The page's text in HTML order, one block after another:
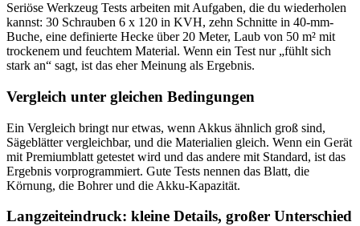
Seriöse Werkzeug Tests arbeiten mit Aufgaben, die du wiederholen
kannst: 30 Schrauben 6 x 120 in KVH, zehn Schnitte in 40-mm-
Buche, eine definierte Hecke über 20 Meter, Laub von 50 m² mit
trockenem und feuchtem Material. Wenn ein Test nur „fühlt sich
stark an“ sagt, ist das eher Meinung als Ergebnis.
Vergleich unter gleichen Bedingungen
Ein Vergleich bringt nur etwas, wenn Akkus ähnlich groß sind,
Sägeblätter vergleichbar, und die Materialien gleich. Wenn ein Gerät
mit Premiumblatt getestet wird und das andere mit Standard, ist das
Ergebnis vorprogrammiert. Gute Tests nennen das Blatt, die
Körnung, die Bohrer und die Akku-Kapazität.
Langzeiteindruck: kleine Details, großer Unterschied